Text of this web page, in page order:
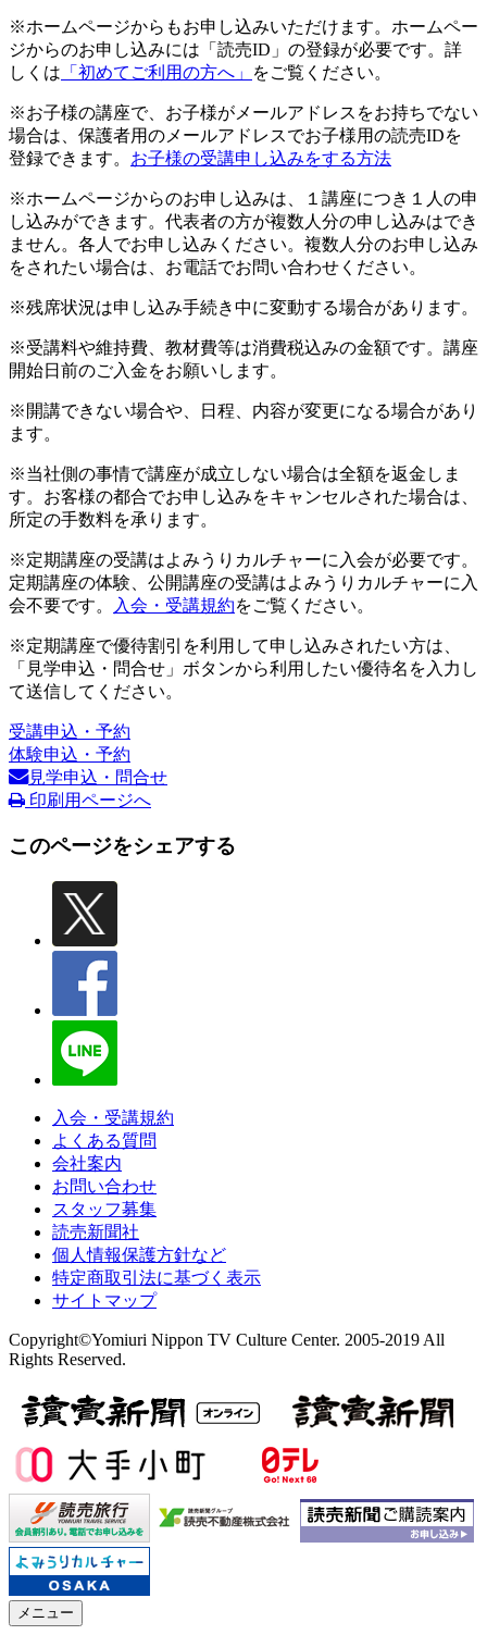
※ホームページからもお申し込みいただけます。ホームペー
ジからのお申し込みには「読売ID」の登録が必要です。詳
しくは 「初めてご利用の方へ」 をご覧ください。
※お子様の講座で、お子様がメールアドレスをお持ちでない
場合は、保護者用のメールアドレスでお子様用の読売IDを
登録できます。 お子様の受講申し込みをする方法
※ホームページからのお申し込みは、１講座につき１人の申
し込みができます。代表者の方が複数人分の申し込みはでき
ません。各人でお申し込みください。複数人分のお申し込み
をされたい場合は、お電話でお問い合わせください。
※残席状況は申し込み手続き中に変動する場合があります。
※受講料や維持費、教材費等は消費税込みの金額です。講座
開始日前のご入金をお願いします。
※開講できない場合や、日程、内容が変更になる場合があり
ます。
※当社側の事情で講座が成立しない場合は全額を返金しま
す。お客様の都合でお申し込みをキャンセルされた場合は、
所定の手数料を承ります。
※定期講座の受講はよみうりカルチャーに入会が必要です。
定期講座の体験、公開講座の受講はよみうりカルチャーに入
会不要です。
入会・受講規約をご覧ください。
※定期講座で優待割引を利用して申し込みされたい方は、
「見学申込・問合せ」ボタンから利用したい優待名を入力し
て送信してください。
受講申込・予約
体験申込・予約
見学申込・問合せ
印刷用ページへ
このページをシェアする
入会・受講規約
よくある質問
会社案内
お問い合わせ
スタッフ募集
読売新聞社
個人情報保護方針など
特定商取引法に基づく表示
サイトマップ
Copyright©Yomiuri Nippon TV Culture Center. 2005-2019 All
Rights Reserved.
メニュー